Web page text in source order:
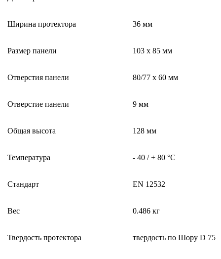
Ширина протектора 36 мм
Размер панели 103 x 85 мм
Отверстия панели 80/77 x 60 мм
Отверстие панели 9 мм
Общая высота 128 мм
Температура - 40 / + 80 °C
Стандарт EN 12532
Вес 0.486 кг
Твердость протектора твердость по Шору D 75